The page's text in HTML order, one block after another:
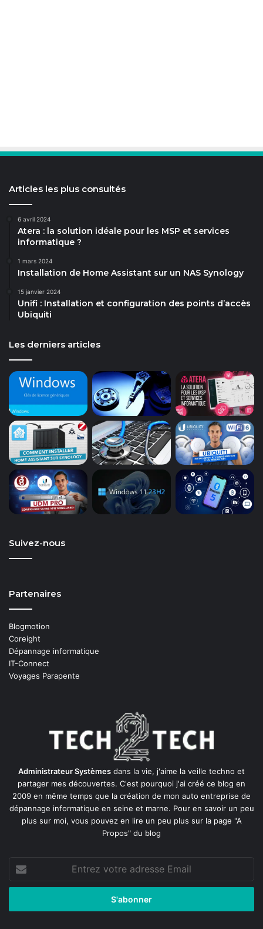
Articles les plus consultés
6 avril 2024
Atera : la solution idéale pour les MSP et services
informatique ?
1 mars 2024
Installation de Home Assistant sur un NAS Synology
15 janvier 2024
Unifi : Installation et configuration des points d’accès
Ubiquiti
Les derniers articles
Suivez-nous
Partenaires
Blogmotion
Coreight
Dépannage informatique
IT-Connect
Voyages Parapente
Administrateur Systèmes dans la vie, j'aime la veille techno et
partager mes découvertes. C'est pourquoi j'ai créé ce blog en
2009 en même temps que la création de mon auto entreprise de
dépannage informatique en seine et marne. Pour en savoir un peu
plus sur moi, vous pouvez en lire un peu plus sur la page "A
Propos" du blog
votre
adresse